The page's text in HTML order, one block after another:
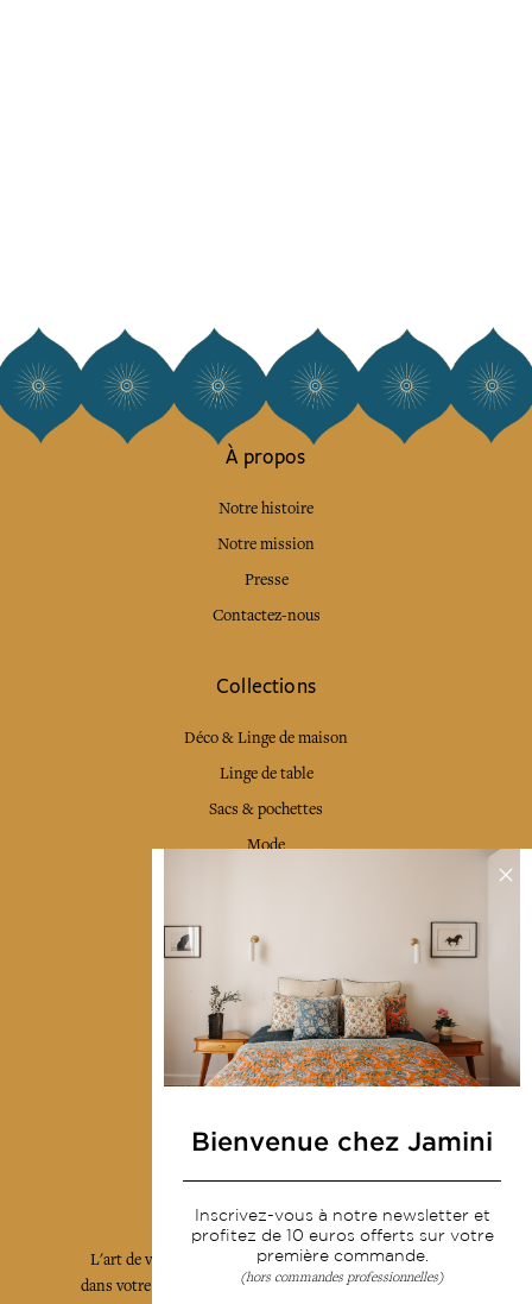
À propos
Notre histoire
Notre mission
Presse
Contactez-nous
Collections
Déco & Linge de maison
Linge de table
Sacs & pochettes
Mode
Livraison & retour
CGV
Devenir revendeur
Notre communauté
L'art de vivre JAMINI raconté avec poésie et élégance
dans votre boîte mail. Inscrivez vous à notre newsletter
Bienvenue chez Jamini
Inscrivez-vous à notre newsletter et
profitez de 10 euros offerts sur votre
première commande.
(hors commandes professionnelles)